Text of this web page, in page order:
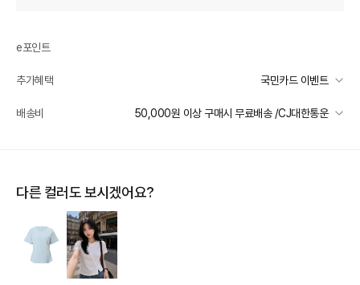
상품 쿠폰 할인 - 7,080
[더틸버리] 바바데이 15% - 7080
추가 할인
e포인트 (보유 : 0P)
바바캐시 1% 할인
e포인트
추가혜택 국민카드 이벤트
국민카드 이벤트
배송비 50,000원 이상 구매시 무료배송 /CJ대한통운
제주 도서산간 지역
배송 가능 지역
다른 컬러도 보시겠어요?